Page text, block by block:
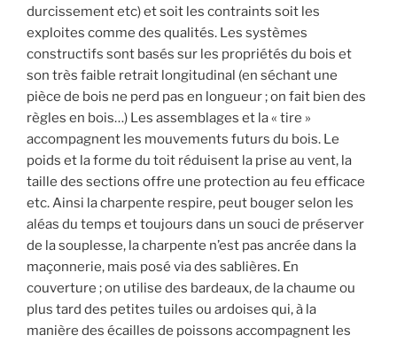
durcissement etc) et soit les contraints soit les
exploites comme des qualités. Les systèmes
constructifs sont basés sur les propriétés du bois et
son très faible retrait longitudinal (en séchant une
pièce de bois ne perd pas en longueur ; on fait bien des
règles en bois…) Les assemblages et la « tire »
accompagnent les mouvements futurs du bois. Le
poids et la forme du toit réduisent la prise au vent, la
taille des sections offre une protection au feu efficace
etc. Ainsi la charpente respire, peut bouger selon les
aléas du temps et toujours dans un souci de préserver
de la souplesse, la charpente n’est pas ancrée dans la
maçonnerie, mais posé via des sablières. En
couverture ; on utilise des bardeaux, de la chaume ou
plus tard des petites tuiles ou ardoises qui, à la
manière des écailles de poissons accompagnent les